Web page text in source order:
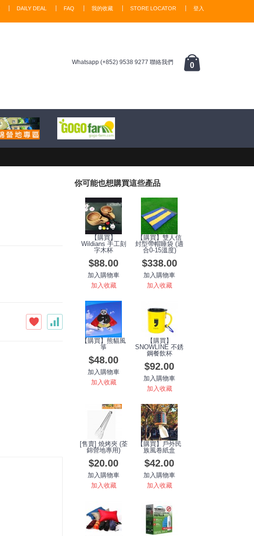
DAILY DEAL FAQ 我的收藏 STORE LOCATOR 登入
Whatsapp (+852) 9538 9277 聯絡我們 0
你可能也想購買這些產品
【購買】
Wildians 手工刻
字木杯
$88.00
加入購物車
加入收藏
【購買】雙人信
封型帶帽睡袋 (適
合0-15溫度)
$338.00
加入購物車
加入收藏
【購買】熊貓風
箏
$48.00
加入購物車
加入收藏
【購買】
SNOWLINE 不銹
鋼餐飲杯
$92.00
加入購物車
加入收藏
[售賣] 燒烤夾 (荃
錦營地專用)
$20.00
加入購物車
加入收藏
【購買】戶外民
族風卷紙盒
$42.00
加入購物車
加入收藏